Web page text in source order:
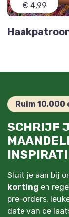
€ 4,99
Ruim
SCHRIJF
Sluit je aan bij
korting en
pre-orders,
date van de